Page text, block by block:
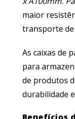
maior
transporte de
As caixas de
para
de produtos
durabilidade